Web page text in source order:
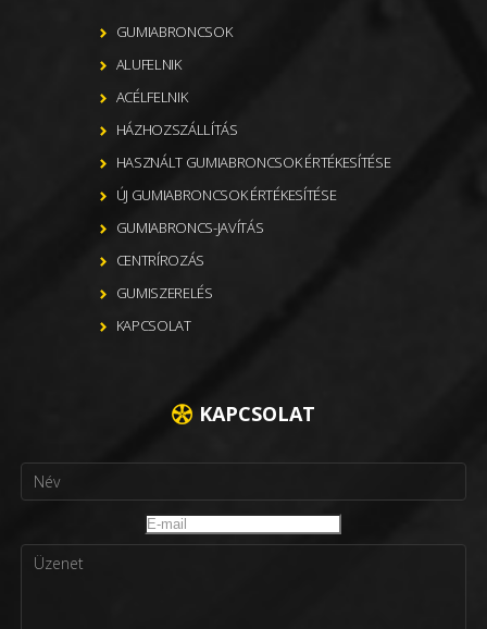
GUMIABRONCSOK
ALUFELNIK
ACÉLFELNIK
HÁZHOZSZÁLLÍTÁS
HASZNÁLT GUMIABRONCSOK ÉRTÉKESÍTÉSE
ÚJ GUMIABRONCSOK ÉRTÉKESÍTÉSE
GUMIABRONCS-JAVÍTÁS
CENTRÍROZÁS
GUMISZERELÉS
KAPCSOLAT
KAPCSOLAT